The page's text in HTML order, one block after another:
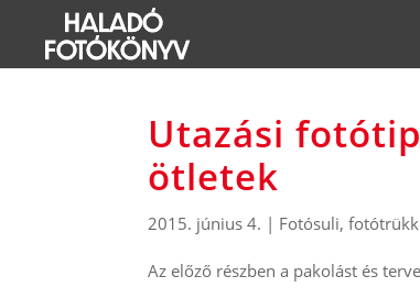
Utazási
ötletek
2015. június 4. | Fotósuli,fotótrükk
Az előző részben a pakolást és